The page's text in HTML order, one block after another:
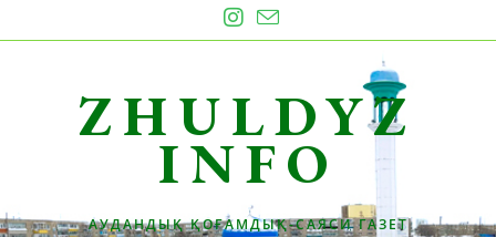
to
ZHULDYZ
INFO
АУДАНДЫҚ ҚОҒАМДЫҚ-САЯСИ ГАЗЕТ